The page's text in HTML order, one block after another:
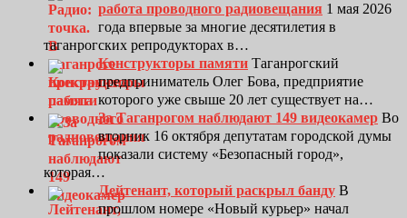
работа проводного радиовещания 1 мая 2026
года впервые за многие десятилетия в
таганрогских репродукторах в…
Конструкторы памяти Таганрогский
предприниматель Олег Бова, предприятие
которого уже свыше 20 лет существует на…
За Таганрогом наблюдают 149 видеокамер Во
вторник 16 октября депутатам городской думы
показали систему «Безопасный город»,
которая…
Лейтенант, который раскрыл банду В
прошлом номере «Новый курьер» начал